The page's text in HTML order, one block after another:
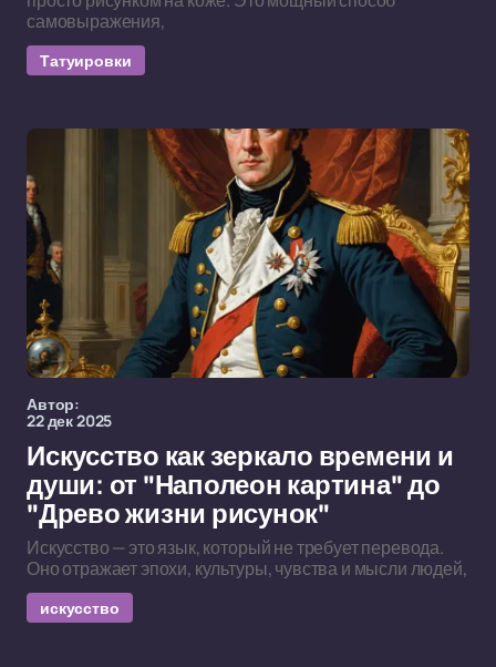
самовыражения,
Татуировки
Автор:
22 дек 2025
Искусство как зеркало времени и
души: от "Наполеон картина" до
"Древо жизни рисунок"
Искусство — это язык, который не требует перевода.
Оно отражает эпохи, культуры, чувства и мысли людей,
искусство